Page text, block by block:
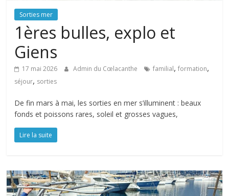
Sorties mer
1ères bulles, explo et
Giens
17 mai 2026 Admin du Cœlacanthe familial,formation,
séjour, sorties
De fin mars à mai, les sorties en mer s’illuminent : beaux
fonds et poissons rares, soleil et grosses vagues,
Lire la suite